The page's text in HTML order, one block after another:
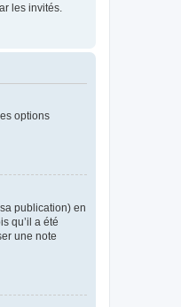
les invités.
options
publication) en
qu’il a été
une note